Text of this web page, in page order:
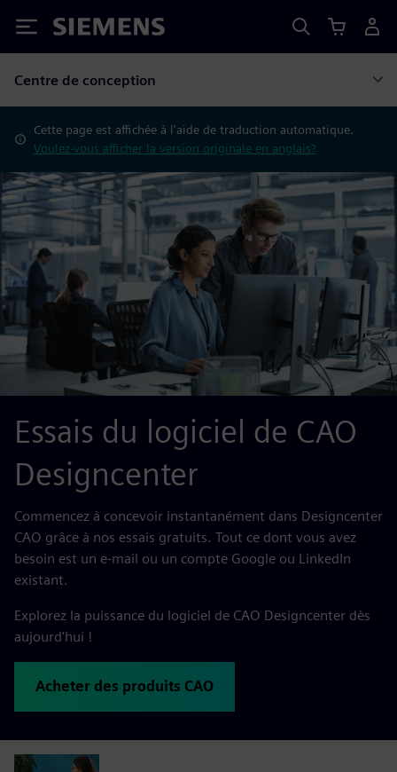
Siemens
Centre de conception
Cette page est affichée à l'aide de traduction automatique.
Voulez-vous afficher la version originale en anglais?
Essais du logiciel de CAO
Designcenter
Commencez à concevoir instantanément dans Designcenter
CAO grâce à nos essais gratuits. Tout ce dont vous avez
besoin est un e-mail ou un compte Google ou LinkedIn
existant.
Explorez la puissance du logiciel de CAO Designcenter dès
aujourd'hui !
Acheter des produits CAO